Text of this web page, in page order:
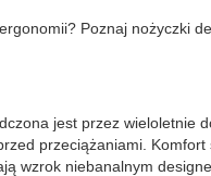
Poznaj nożyczki
jest przez wieloletnie
przeciążaniami.
wzrok niebanalnym